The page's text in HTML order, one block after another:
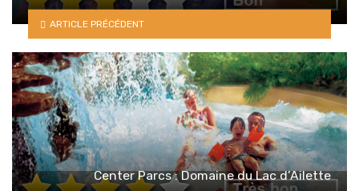
ARTICLE PRÉCÉDENT
Center Parcs : Domaine du Lac d’Ailette